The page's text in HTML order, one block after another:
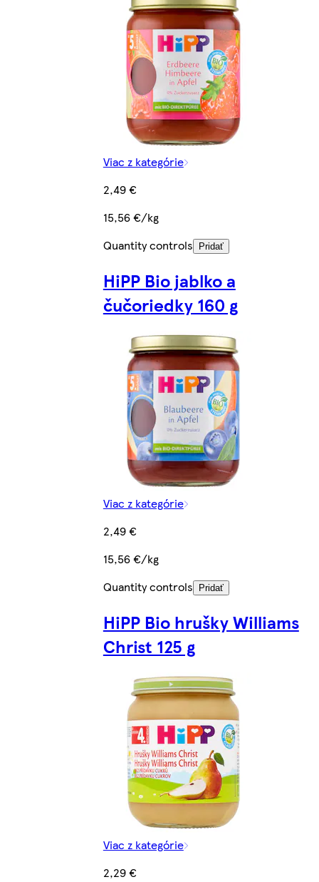
Viac z kategórie
2,49 €
15,56 €/kg
Quantity controls
Pridať
HiPP Bio jablko a
čučoriedky 160 g
Viac z kategórie
2,49 €
15,56 €/kg
Quantity controls
Pridať
HiPP Bio hrušky Williams
Christ 125 g
Viac z kategórie
2,29 €